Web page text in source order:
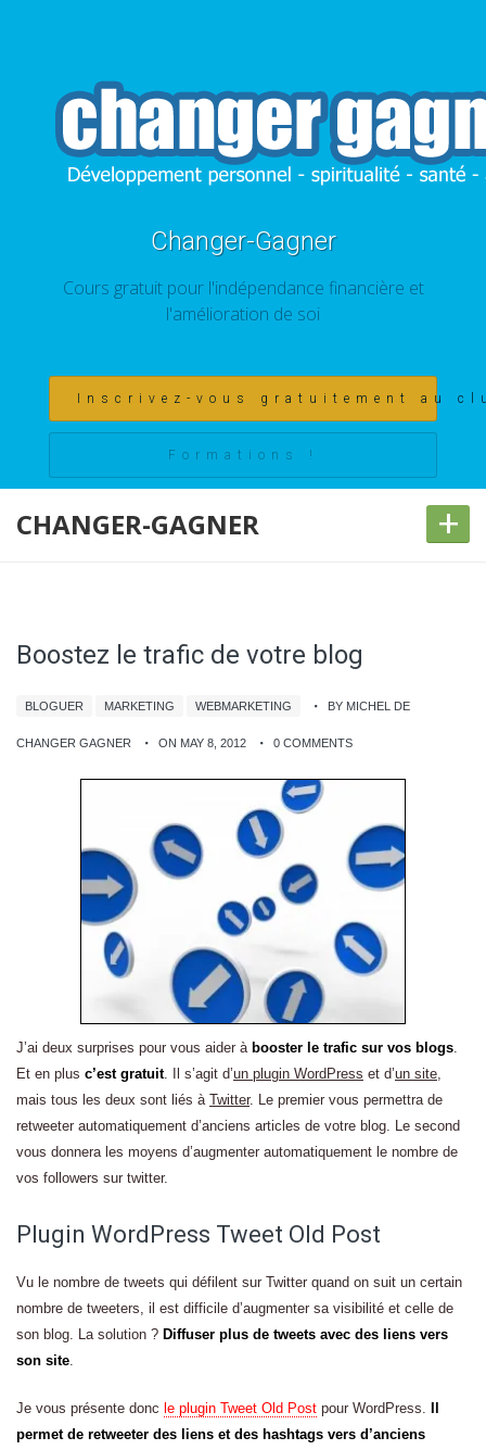
Changer-Gagner
Cours gratuit pour l'indépendance financière et
l'amélioration de soi
Inscrivez-vous gratuitement au
Formations !
CHANGER-GAGNER +
Boostez le trafic de votre blog
BLOGUER MARKETING WEBMARKETING BY MICHEL DE
CHANGER GAGNER ON MAY 8, 2012 0 COMMENTS
J’ai deux surprises pour vous aider à booster le trafic sur vos blogs
Et en plus c’est gratuit. Il s’agit d’un plugin WordPress et d’un site
mais tous les deux sont liés à Twitter. Le premier vous permettra de
retweeter automatiquement d’anciens articles de votre blog. Le second
vous donnera les moyens d’augmenter automatiquement le nombre de
vos followers sur twitter.
Plugin WordPress Tweet Old Post
Vu le nombre de tweets qui défilent sur Twitter quand on suit un certain
nombre de tweeters, il est difficile d’augmenter sa visibilité et celle de
son blog. La solution ? Diffuser plus de tweets avec des liens vers
son site
Je vous présente donc le plugin Tweet Old Post pour WordPress. Il
permet de retweeter des liens et des hashtags vers d’anciens